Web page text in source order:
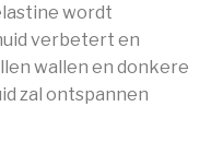
wordt
verbetert en
wallen en donkere
zal ontspannen